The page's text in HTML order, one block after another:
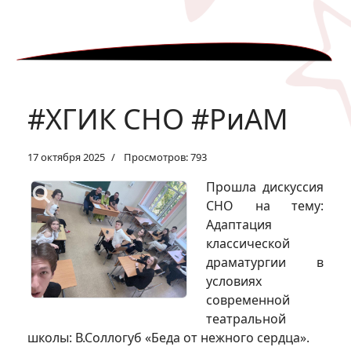
#ХГИК СНО #РиАМ
17 октября 2025 Просмотров: 793
Прошла дискуссия
СНО на тему:
Адаптация
классической
драматургии в
условиях
современной
театральной
школы: В.Соллогуб «Беда от нежного сердца».